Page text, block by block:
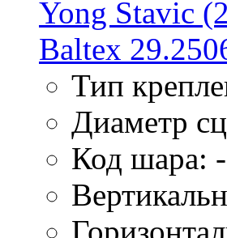
Тип
Диаметр
Код шара: -